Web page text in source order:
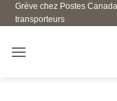
Skip
to
Grève chez Postes
transporteurs